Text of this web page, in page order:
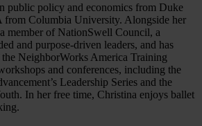
public policy and economics from Duke
Columbia University. Alongside her
member of NationSwell Council, a
and purpose-driven leaders, and has
NeighborWorks America Training
and conferences, including the
Leadership Series and the
In her free time, Christina enjoys ballet